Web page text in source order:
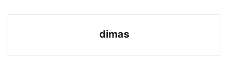
dimas